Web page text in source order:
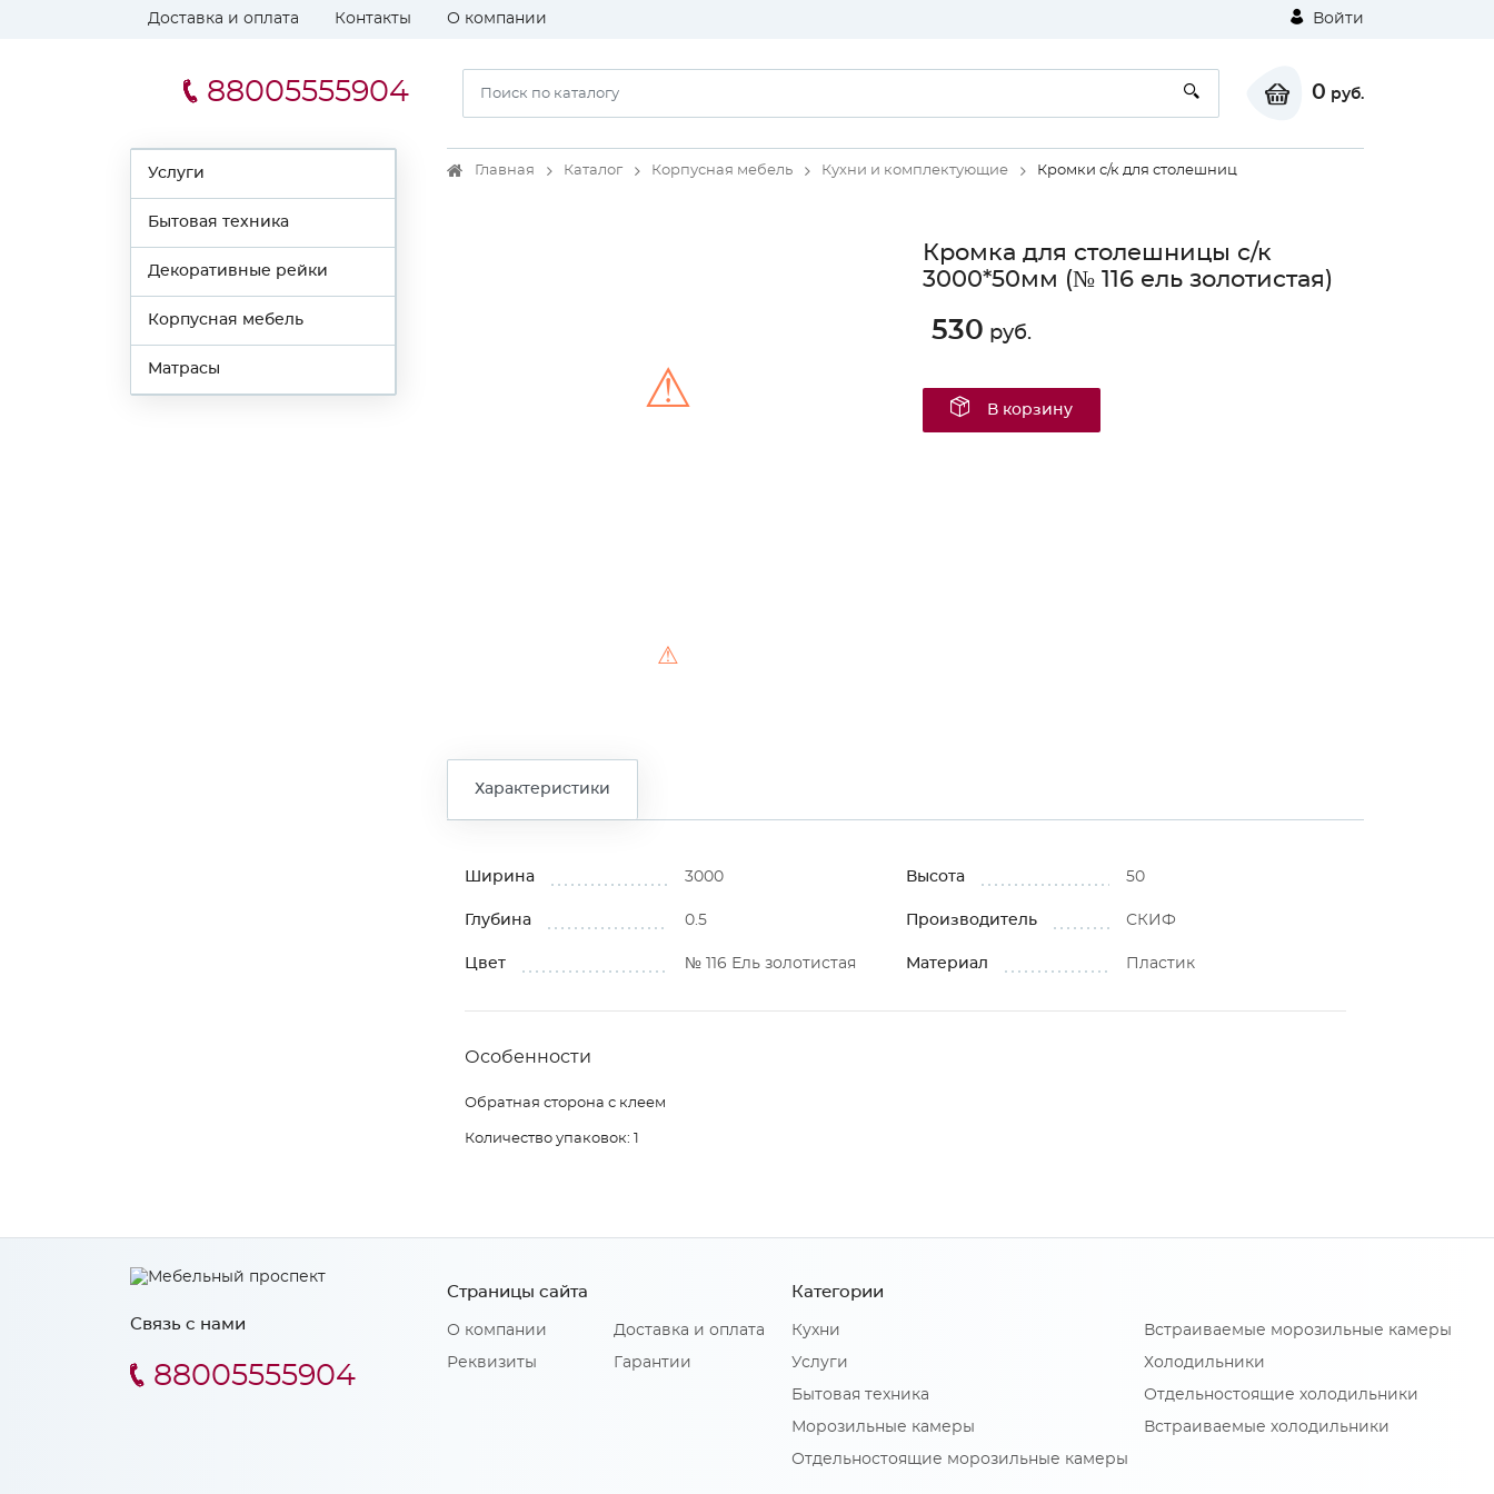
Доставка и оплата Контакты О компании Войти
88005555904 0 руб.
Услуги
Бытовая техника
Декоративные рейки
Корпусная мебель
Матрасы
Главная Каталог Корпусная мебель Кухни и комплектующие Кромки с/к для столешниц
⚠
⚠
Кромка для столешницы с/к
3000*50мм (№ 116 ель золотистая)
530 руб.
В корзину
Характеристики
Ширина 3000 Высота 50
Глубина 0.5 Производитель СКИФ
Цвет № 116 Ель золотистая Материал Пластик
Особенности
Обратная сторона с клеем
Количество упаковок: 1
Связь с нами
88005555904
Страницы сайта
О компании
Реквизиты
Доставка и оплата
Гарантии
Категории
Кухни
Услуги
Бытовая техника
Морозильные камеры
Отдельностоящие морозильные камеры
Встраиваемые морозильные камеры
Холодильники
Отдельностоящие холодильники
Встраиваемые холодильники